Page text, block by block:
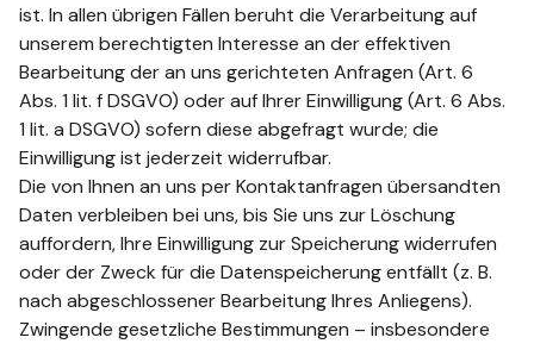
ist. In allen übrigen Fällen beruht die Verarbeitung auf
unserem berechtigten Interesse an der effektiven
Bearbeitung der an uns gerichteten Anfragen (Art. 6
Abs. 1 lit. f DSGVO) oder auf Ihrer Einwilligung (Art. 6 Abs.
1 lit. a DSGVO) sofern diese abgefragt wurde; die
Einwilligung ist jederzeit widerrufbar.
Die von Ihnen an uns per Kontaktanfragen übersandten
Daten verbleiben bei uns, bis Sie uns zur Löschung
auffordern, Ihre Einwilligung zur Speicherung widerrufen
oder der Zweck für die Datenspeicherung entfällt (z. B.
nach abgeschlossener Bearbeitung Ihres Anliegens).
Zwingende gesetzliche Bestimmungen – insbesondere